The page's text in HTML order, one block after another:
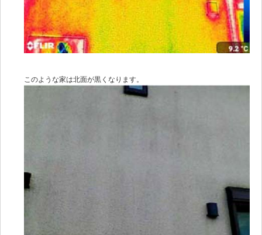
このような家は北面が黒くなります。